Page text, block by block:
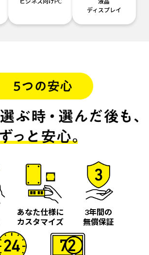
ディスプレイ
あなた仕様に
カスタマイズ
3年間の
無償保証